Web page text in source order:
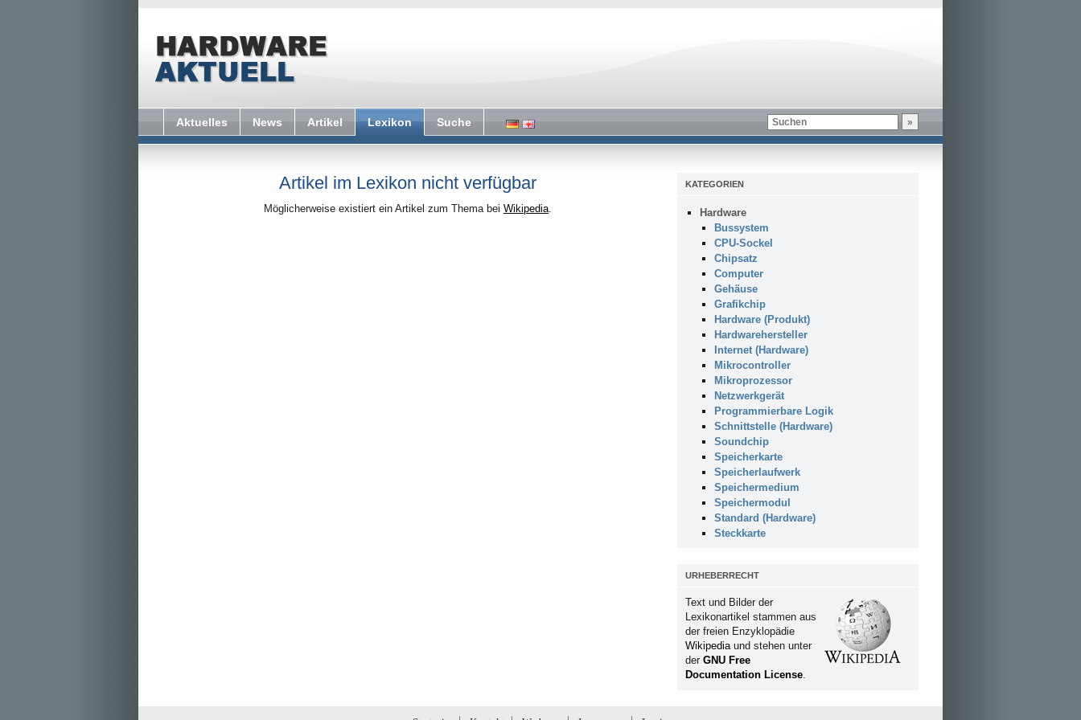
Aktuelles News Artikel Lexikon Suche
Artikel im Lexikon nicht verfügbar
Möglicherweise existiert ein Artikel zum Thema bei Wikipedia.
KATEGORIEN
Hardware
Bussystem
CPU-Sockel
Chipsatz
Computer
Gehäuse
Grafikchip
Hardware (Produkt)
Hardwarehersteller
Internet (Hardware)
Mikrocontroller
Mikroprozessor
Netzwerkgerät
Programmierbare Logik
Schnittstelle (Hardware)
Soundchip
Speicherkarte
Speicherlaufwerk
Speichermedium
Speichermodul
Standard (Hardware)
Steckkarte
URHEBERRECHT
Text und Bilder der
Lexikonartikel stammen aus
der freien Enzyklopädie
Wikipediaund stehen unter
der GNU Free
Documentation License.